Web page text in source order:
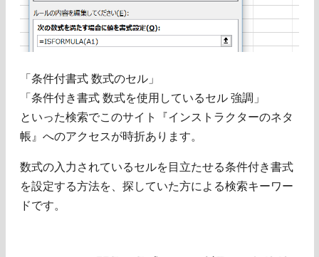
「条件付書式 数式のセル」
「条件付き書式 数式を使用しているセル 強調」
といった検索でこのサイト『インストラクターのネタ
帳』へのアクセスが時折あります。
数式の入力されているセルを目立たせる条件付き書式
を設定する方法を、探していた方による検索キーワー
ドです。